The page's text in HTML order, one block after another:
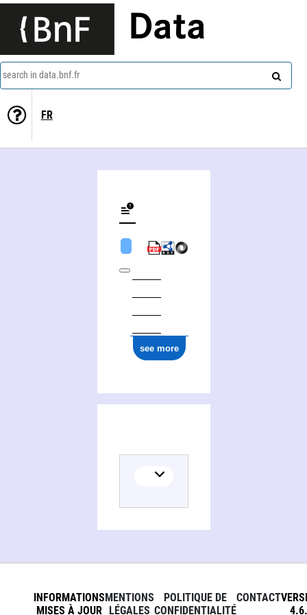
Data
search in data.bnf.fr
FR
see more
INFORMATIONS
MISES À JOUR
MENTIONS
LÉGALES
POLITIQUE DE
CONFIDENTIALITÉ
CONTACT